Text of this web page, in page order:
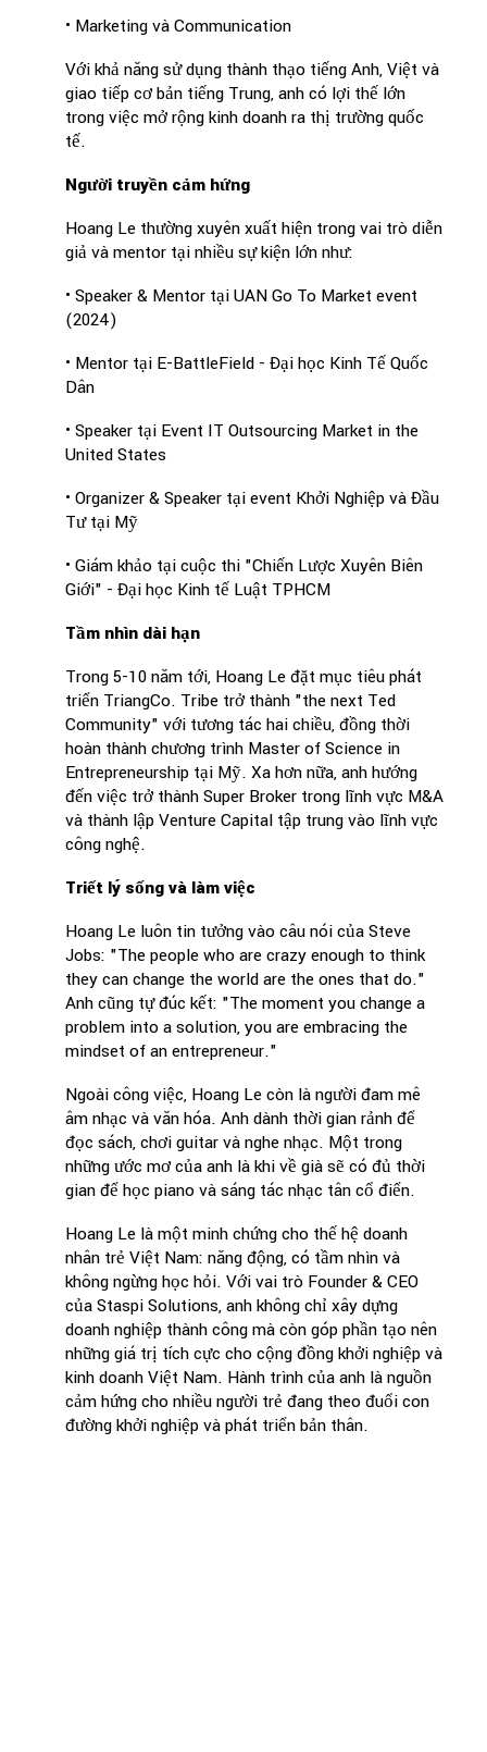
• Marketing và Communication
Với khả năng sử dụng thành thạo tiếng Anh, Việt và
giao tiếp cơ bản tiếng Trung, anh có lợi thế lớn
trong việc mở rộng kinh doanh ra thị trường quốc
tế.
Người truyền cảm hứng
Hoang Le thường xuyên xuất hiện trong vai trò diễn
giả và mentor tại nhiều sự kiện lớn như:
• Speaker & Mentor tại UAN Go To Market event
(2024)
• Mentor tại E-BattleField - Đại học Kinh Tế Quốc
Dân
• Speaker tại Event IT Outsourcing Market in the
United States
• Organizer & Speaker tại event Khởi Nghiệp và Đầu
Tư tại Mỹ
• Giám khảo tại cuộc thi "Chiến Lược Xuyên Biên
Giới" - Đại học Kinh tế Luật TPHCM
Tầm nhìn dài hạn
Trong 5-10 năm tới, Hoang Le đặt mục tiêu phát
triển TriangCo. Tribe trở thành "the next Ted
Community" với tương tác hai chiều, đồng thời
hoàn thành chương trình Master of Science in
Entrepreneurship tại Mỹ. Xa hơn nữa, anh hướng
đến việc trở thành Super Broker trong lĩnh vực M&A
và thành lập Venture Capital tập trung vào lĩnh vực
công nghệ.
Triết lý sống và làm việc
Hoang Le luôn tin tưởng vào câu nói của Steve
Jobs: "The people who are crazy enough to think
they can change the world are the ones that do."
Anh cũng tự đúc kết: "The moment you change a
problem into a solution, you are embracing the
mindset of an entrepreneur."
Ngoài công việc, Hoang Le còn là người đam mê
âm nhạc và văn hóa. Anh dành thời gian rảnh để
đọc sách, chơi guitar và nghe nhạc. Một trong
những ước mơ của anh là khi về già sẽ có đủ thời
gian để học piano và sáng tác nhạc tân cổ điển.
Hoang Le là một minh chứng cho thế hệ doanh
nhân trẻ Việt Nam: năng động, có tầm nhìn và
không ngừng học hỏi. Với vai trò Founder & CEO
của Staspi Solutions, anh không chỉ xây dựng
doanh nghiệp thành công mà còn góp phần tạo nên
những giá trị tích cực cho cộng đồng khởi nghiệp và
kinh doanh Việt Nam. Hành trình của anh là nguồn
cảm hứng cho nhiều người trẻ đang theo đuổi con
đường khởi nghiệp và phát triển bản thân.